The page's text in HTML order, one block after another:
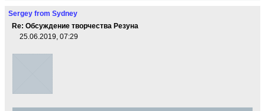
Sergey from Sydney
Re: Обсуждение творчества Резуна
25.06.2019, 07:29